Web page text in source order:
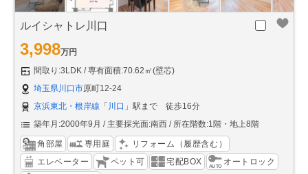
ルイシャトレ川口
3,998万円
間取り:3LDK
専有面積:70.62㎡(壁芯)
埼玉県川口市原町12-24
京浜東北・根岸線 「 川口 」駅まで 徒歩16分
築年月:2000年9月
主要採光面:南西 所在階数:1階・地上8階
角部屋 専用庭
リフォーム（履歴含む）
エレベーター
ペット可 宅配BOX
オートロック